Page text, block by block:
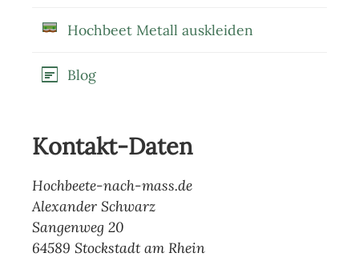
Hochbeet Metall auskleiden
Blog
Kontakt-Daten
Hochbeete-nach-mass.de
Alexander Schwarz
Sangenweg 20
64589 Stockstadt am Rhein